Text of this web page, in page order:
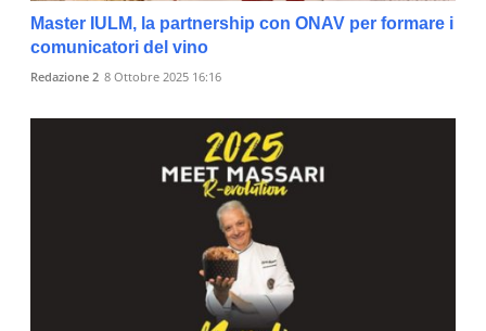
Master IULM, la partnership con ONAV per formare i
comunicatori del vino
Redazione 2 8 Ottobre 2025 16:16